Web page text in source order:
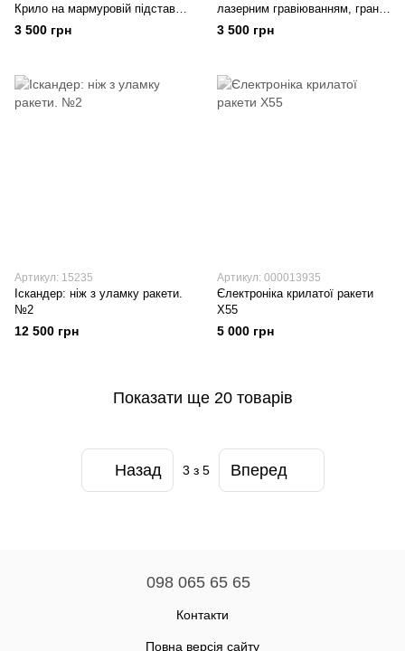
Крило на мармуровій підставці
№3
3 500 грн
лазерним гравіюванням, граніт
№2
3 500 грн
Артикул: 15235
Іскандер: ніж з уламку ракети.
№2
12 500 грн
Артикул: 000013935
Єлектроніка крилатої ракети
Х55
5 000 грн
Показати ще 20 товарів
Назад 3 з 5 Вперед
098 065 65 65
Контакти
Повна версія сайту